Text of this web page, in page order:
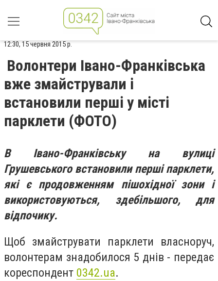
12:30, 15 червня 2015 р.
Волонтери Івано-Франківська
вже змайстрували і
встановили перші у місті
парклети (ФОТО)
В Івано-Франківську на вулиці
Грушевського встановили перші парклети,
які є продовженням пішохідної зони і
використовуються, здебільшого, для
відпочику.
Щоб змайструвати парклети власноруч,
волонтерам знадобилося 5 днів - передає
кореспондент 0342.ua.